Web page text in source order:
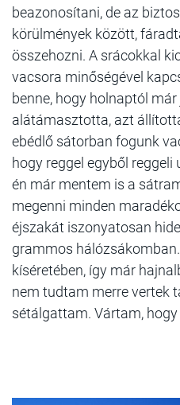
beazonosítani, de az
körülmények között,
összehozni. A srácokkal
vacsora minőségével
benne, hogy holnaptól már
alátámasztotta, azt
ebédlő sátorban fogunk
hogy reggel egyből
én már mentem is a
megenni minden
éjszakát iszonyatosan
grammos
kíséretében, így már
nem tudtam merre vertek
sétálgattam. Vártam,